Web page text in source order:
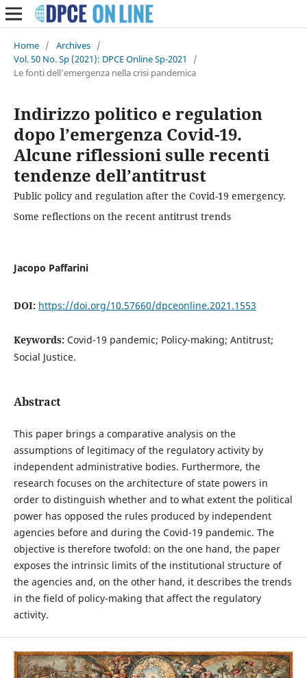
Home / Archives /
Vol. 50 No. Sp (2021): DPCE Online Sp-2021
/
Le fonti dell’emergenza nella crisi pandemica
Indirizzo politico e regulation
dopo l’emergenza Covid-19.
Alcune riflessioni sulle recenti
tendenze dell’antitrust
Public policy and regulation after the Covid-19 emergency.
Some reflections on the recent antitrust trends
Jacopo Paffarini
DOI: https://doi.org/10.57660/dpceonline.2021.1553
Keywords: Covid-19 pandemic; Policy-making; Antitrust;
Social Justice.
Abstract
This paper brings a comparative analysis on the
assumptions of legitimacy of the regulatory activity by
independent administrative bodies. Furthermore, the
research focuses on the architecture of state powers in
order to distinguish whether and to what extent the political
power has opposed the rules produced by independent
agencies before and during the Covid-19 pandemic. The
objective is therefore twofold: on the one hand, the paper
exposes the intrinsic limits of the institutional structure of
the agencies and, on the other hand, it describes the trends
in the field of policy-making that affect the regulatory
activity.